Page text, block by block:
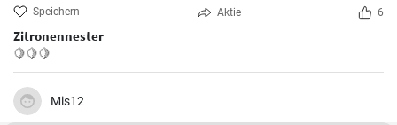
Speichern Aktie 6
Zitronennester
🍋🍋🍋
Mis12